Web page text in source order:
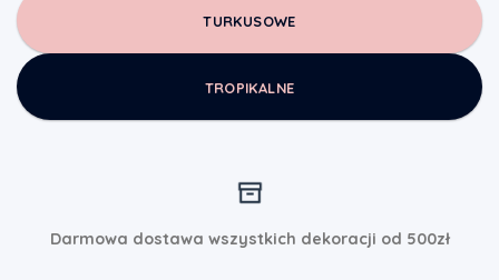
TURKUSOWE
TROPIKALNE
Darmowa dostawa wszystkich dekoracji od 500zł